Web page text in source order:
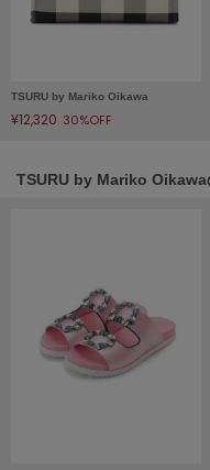
へノン
キーン
TSURU by Mariko Oikawa
¥12,320 30%OFF
TSURU by Mariko Oikawa